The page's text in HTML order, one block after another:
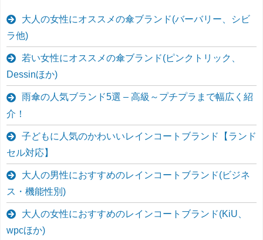
大人の女性にオススメの傘ブランド(バーバリー、シビ
ラ他)
若い女性にオススメの傘ブランド(ピンクトリック、
Dessinほか)
雨傘の人気ブランド5選 – 高級～プチプラまで幅広く紹
介！
子どもに人気のかわいいレインコートブランド【ランド
セル対応】
大人の男性におすすめのレインコートブランド(ビジネ
ス・機能性別)
大人の女性におすすめのレインコートブランド(KiU、
wpcほか)